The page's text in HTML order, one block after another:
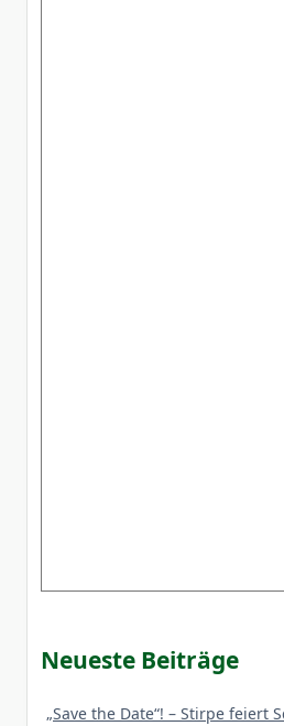
Neueste Beiträge
„Save the Date“! – Stirpe feiert